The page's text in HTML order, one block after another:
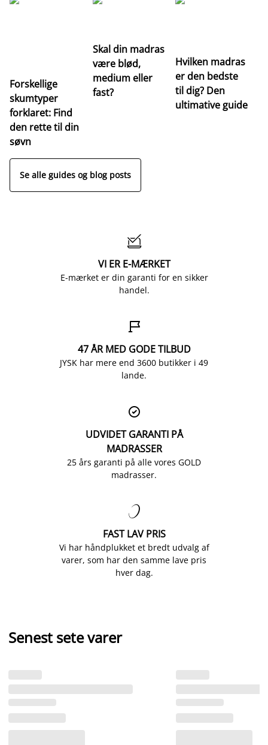
Forskellige
skumtyper
forklaret: Find
den rette til din
søvn
Skal din madras
være blød,
medium eller
fast?
Hvilken madras
er den bedste
til dig? Den
ultimative guide
Se alle guides og blog posts

VI ER E-MÆRKET
E-mærket er din garanti for en sikker
handel.

47 ÅR MED GODE TILBUD
JYSK har mere end 3600 butikker i 49
lande.

UDVIDET GARANTI PÅ
MADRASSER
25 års garanti på alle vores GOLD
madrasser.

FAST LAV PRIS
Vi har håndplukket et bredt udvalg af
varer, som har den samme lave pris
hver dag.
Senest sete varer